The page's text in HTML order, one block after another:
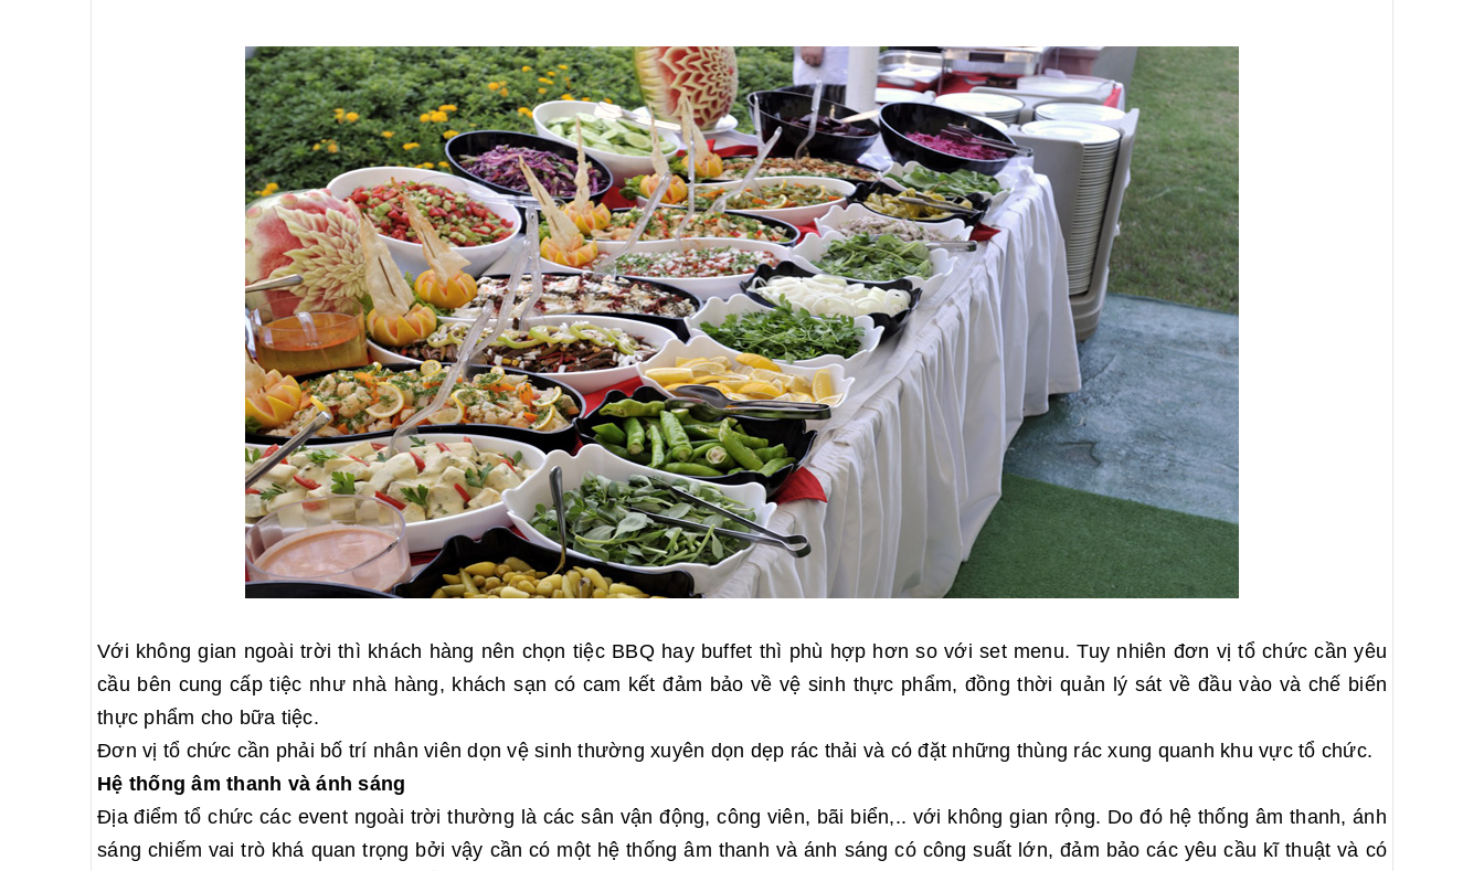
Với không gian ngoài trời thì khách hàng nên chọn tiệc BBQ hay buffet thì phù hợp hơn so với set menu. Tuy nhiên đơn vị tổ chức cần yêu
cầu bên cung cấp tiệc như nhà hàng, khách sạn có cam kết đảm bảo về vệ sinh thực phẩm, đồng thời quản lý sát về đầu vào và chế biến
thực phẩm cho bữa tiệc.
Đơn vị tổ chức cần phải bố trí nhân viên dọn vệ sinh thường xuyên dọn dẹp rác thải và có đặt những thùng rác xung quanh khu vực tổ chức.
Hệ thống âm thanh và ánh sáng
Địa điểm tổ chức các event ngoài trời thường là các sân vận động, công viên, bãi biển,.. với không gian rộng. Do đó hệ thống âm thanh, ánh
sáng chiếm vai trò khá quan trọng bởi vậy cần có một hệ thống âm thanh và ánh sáng có công suất lớn, đảm bảo các yêu cầu kĩ thuật và có